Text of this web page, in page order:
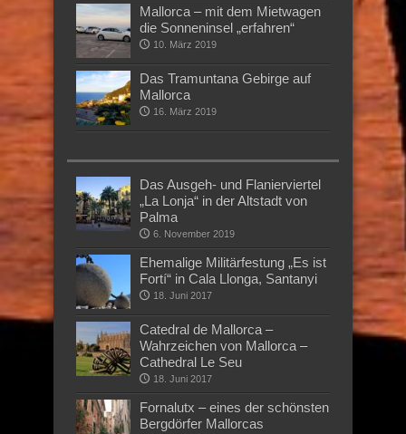
Mallorca – mit dem Mietwagen
die Sonneninsel „erfahren“
10. März 2019
Das Tramuntana Gebirge auf
Mallorca
16. März 2019
Das Ausgeh- und Flanierviertel
„La Lonja“ in der Altstadt von
Palma
6. November 2019
Ehemalige Militärfestung „Es ist
Fortí“ in Cala Llonga, Santanyi
18. Juni 2017
Catedral de Mallorca –
Wahrzeichen von Mallorca –
Cathedral Le Seu
18. Juni 2017
Fornalutx – eines der schönsten
Bergdörfer Mallorcas